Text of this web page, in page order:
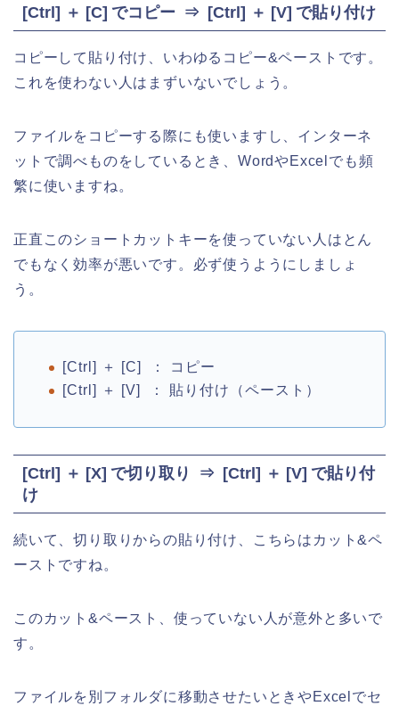
[Ctrl] ＋ [C] でコピー ⇒ [Ctrl] ＋ [V] で貼り付け
コピーして貼り付け、いわゆるコピー&ペーストです。
これを使わない人はまずいないでしょう。
ファイルをコピーする際にも使いますし、インターネ
ットで調べものをしているとき、WordやExcelでも頻
繁に使いますね。
正直このショートカットキーを使っていない人はとん
でもなく効率が悪いです。必ず使うようにしましょ
う。
[Ctrl] ＋ [C] ： コピー
[Ctrl] ＋ [V] ： 貼り付け（ペースト）
[Ctrl] ＋ [X] で切り取り ⇒ [Ctrl] ＋ [V] で貼り付
け
続いて、切り取りからの貼り付け、こちらはカット&ペ
ーストですね。
このカット&ペースト、使っていない人が意外と多いで
す。
ファイルを別フォルダに移動させたいときやExcelでセ